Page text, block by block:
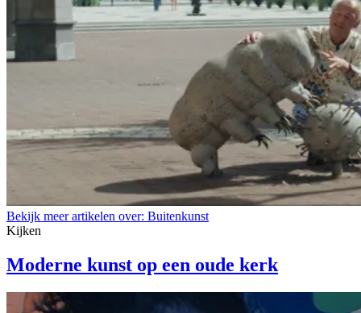
Bekijk meer artikelen over: Buitenkunst
Kijken
Moderne kunst op een oude kerk